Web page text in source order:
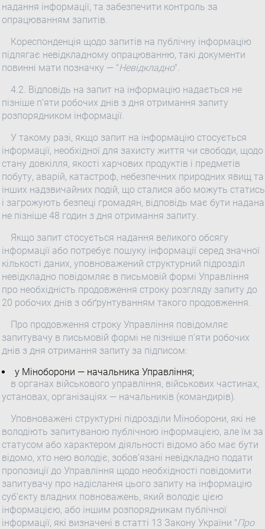
надання інформації, та забезпечити контроль за
опрацюванням запитів.
Кореспонденція щодо запитів на публічну інформацію
підлягає невідкладному опрацюванню, такі документи
повинні мати позначку — "Невідкладно".
4.2. Відповідь на запит на інформацію надається не
пізніше п’яти робочих днів з дня отримання запиту
розпорядником інформації.
У такому разі, якщо запит на інформацію стосується
інформації, необхідної для захисту життя чи свободи, щодо
стану довкілля, якості харчових продуктів і предметів
побуту, аварій, катастроф, небезпечних природних явищ та
інших надзвичайних подій, що сталися або можуть статись
і загрожують безпеці громадян, відповідь має бути надана
не пізніше 48 годин з дня отримання запиту.
Якщо запит стосується надання великого обсягу
інформації або потребує пошуку інформації серед значної
кількості даних, уповноважений структурний підрозділ
невідкладно повідомляє в письмовій формі Управління
про необхідність продовження строку розгляду запиту до
20 робочих днів з обґрунтуванням такого продовження.
Про продовження строку Управління повідомляє
запитувачу в письмовій формі не пізніше п’яти робочих
днів з дня отримання запиту за підписом:
у Міноборони — начальника Управління;
в органах військового управління, військових частинах,
установах, організаціях — начальників (командирів).
Уповноважені структурні підрозділи Міноборони, які не
володіють запитуваною публічною інформацією, але їм за
статусом або характером діяльності відомо або має бути
відомо, хто нею володіє, зобов’язані невідкладно подати
пропозиції до Управління щодо необхідності повідомити
запитувачу про надіслання цього запиту на інформацію
суб’єкту владних повноважень, який володіє цією
інформацією, або іншим розпорядникам публічної
інформації, які визначені в статті 13 Закону України "Про